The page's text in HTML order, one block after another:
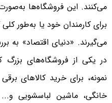
می‌کنند. این فروشگاه‌ها
برای کارمندان خود یا به‌طور
می‌گیرند. «دنیای اقتصاد» به
در یکی از فروشگاه‌های بزرگ
نمونه، برای خرید کالا‌های
خانگی، ماشین لباسشویی